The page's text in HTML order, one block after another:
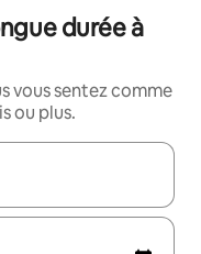
durée à
vous sentez comme
ou plus.
les flèches vers le